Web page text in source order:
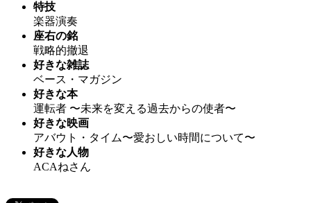
特技
楽器演奏
座右の銘
戦略的撤退
好きな雑誌
ベース・マガジン
好きな本
運転者 〜未来を変える過去からの使者〜
好きな映画
アバウト・タイム〜愛おしい時間について〜
好きな人物
ACAねさん